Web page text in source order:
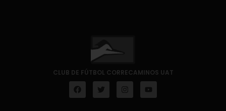
CLUB DE FÚTBOL CORRECAMINOS UAT